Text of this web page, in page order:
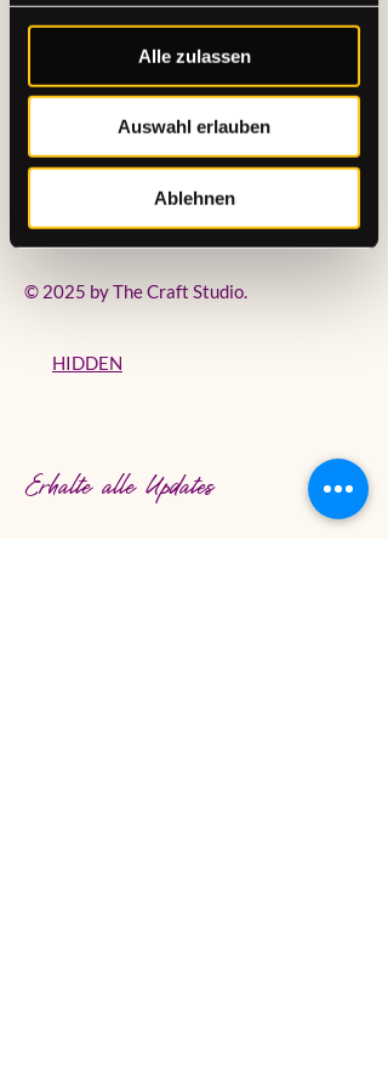
Alle zulassen
Auswahl erlauben
Ablehnen
Datenschutzerklärung
Barrierefreiheitserklärung
Allgemeine
Geschäftsbedingungen
Rückerstattungsrichtlinie
Versandrichtlinie
Impressum
© 2025 by The Craft Studio.
HIDDEN
Erhalte alle Updates